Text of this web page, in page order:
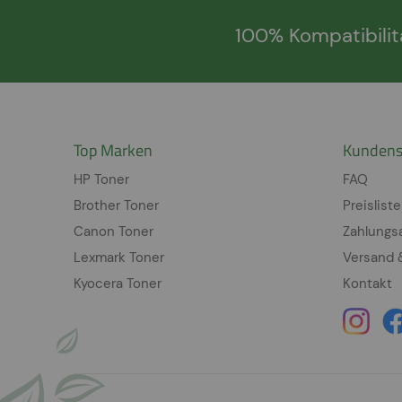
100%
Top Marken
HP Toner
Brother Toner
Canon Toner
Lexmark Toner
Kyocera Toner
FAQ
Versand
Kontakt